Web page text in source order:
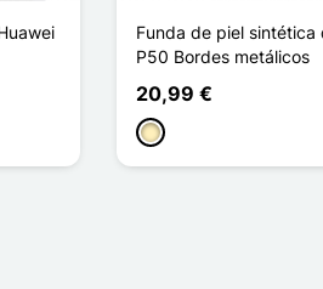
Funda de piel sintética
P50 Bordes metálicos
20,99 €
Oro